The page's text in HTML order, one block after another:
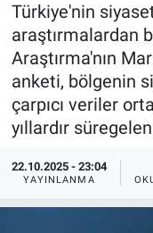
Türkiye'nin
araştırmalardan
Araştırma'nın
anketi, bölgenin
çarpıcı veriler
yıllardır
22.10.2025 - 23:04
YAYINLANMA